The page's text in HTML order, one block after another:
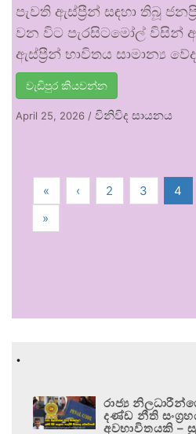
පැවති ඇස්ප්‍රීන් සඳහා තිබූ
වන විට පැරසිටමෝල් විසින්
ඇස්ප්‍රීන් භාවිතය සාමාන්‍ය
වැඩිපුර කියවන්න
April 25, 2026 / විනිවිද සායනය
« ‹ 2 3 4
»
.
රාජ්‍ය
දණ්ඩ නීති
අවභාවිතයකි –